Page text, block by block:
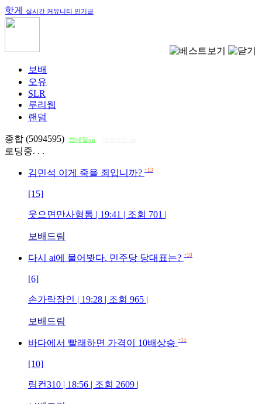
핫게 실시간 커뮤니티 인기글
보배
오유
SLR
루리웹
랜덤
종합 (5094595) 썸네일on
로딩중. . .
김민석 이게 죽을 죄입니까? +13
[15]
웃으면만사형통 | 19:41 | 조회 701 |
보배드림
다시 ai에 물어봣다. 민주당 당대표는? +10
[6]
손가락장인 | 19:28 | 조회 965 |
보배드림
바다에서 빨래하면 가격이 10배상승 +15
[10]
링컨310 | 18:56 | 조회 2609 |